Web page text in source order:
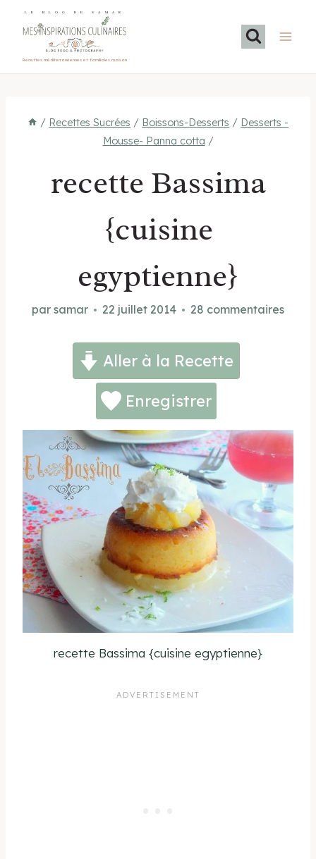
LE BLOG DE SAMAR
Recettes méditerranéennes et familiales maison
/ Recettes Sucrées / Boissons-Desserts / Desserts -
Mousse- Panna cotta /
recette Bassima
{cuisine
egyptienne}
par samar 22 juillet 2014 28 commentaires
Aller à la Recette
Enregistrer
recette Bassima {cuisine egyptienne}